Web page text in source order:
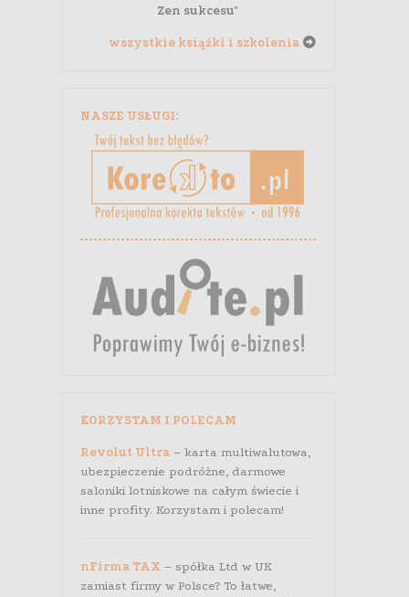
Zen sukcesu"
wszystkie książki i szkolenia
NASZE USŁUGI:
KORZYSTAM I POLECAM
Revolut Ultra– karta multiwalutowa,
ubezpieczenie podróżne, darmowe
saloniki lotniskowe na całym świecie i
inne profity. Korzystam i polecam!
nFirma TAX – spółka Ltd w UK
zamiast firmy w Polsce? To łatwe,